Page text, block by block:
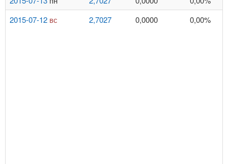
2015-07-12 вс 2,7027 0,0000 0,00%